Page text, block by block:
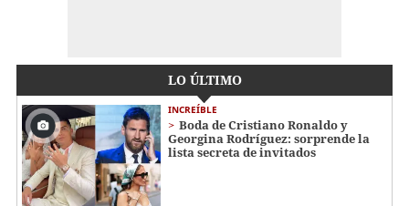
LO ÚLTIMO
INCREÍBLE
Boda de Cristiano Ronaldo y
Georgina Rodríguez: sorprende la
lista secreta de invitados